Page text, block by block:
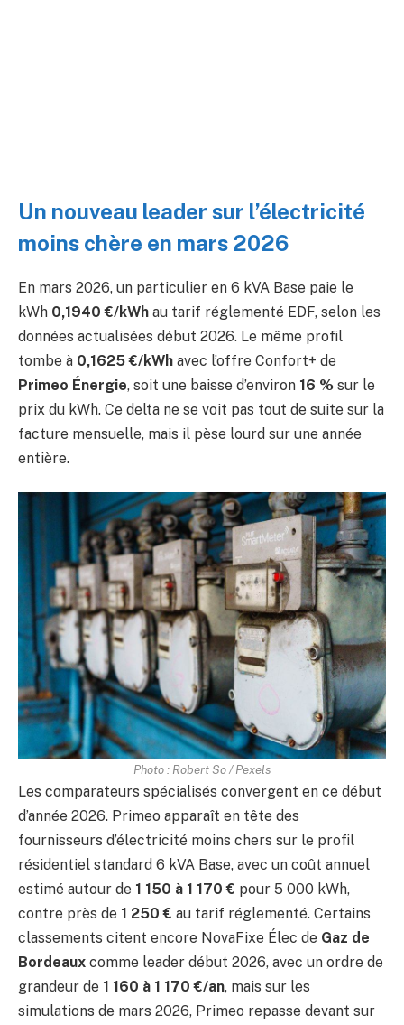
Un nouveau leader sur l’électricité
moins chère en mars 2026
En mars 2026, un particulier en 6 kVA Base paie le
kWh 0,1940 €/kWh au tarif réglementé EDF, selon les
données actualisées début 2026. Le même profil
tombe à 0,1625 €/kWh avec l’offre Confort+ de
Primeo Énergie, soit une baisse d’environ 16 % sur le
prix du kWh. Ce delta ne se voit pas tout de suite sur la
facture mensuelle, mais il pèse lourd sur une année
entière.
Photo : Robert So / Pexels
Les comparateurs spécialisés convergent en ce début
d’année 2026. Primeo apparaît en tête des
fournisseurs d’électricité moins chers sur le profil
résidentiel standard 6 kVA Base, avec un coût annuel
estimé autour de 1 150 à 1 170 € pour 5 000 kWh,
contre près de 1 250 € au tarif réglementé. Certains
classements citent encore NovaFixe Élec de Gaz de
Bordeaux comme leader début 2026, avec un ordre de
grandeur de 1 160 à 1 170 €/an, mais sur les
simulations de mars 2026, Primeo repasse devant sur